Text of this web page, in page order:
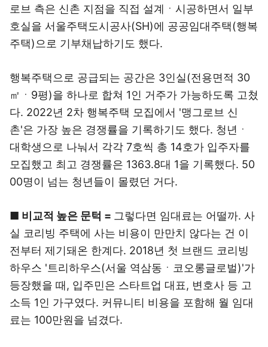
로브 측은 신촌 지점을 직접 설계ㆍ시공하면서 일부
호실을 서울주택도시공사(SH)에 공공임대주택(행복
주택)으로 기부채납하기도 했다.
행복주택으로 공급되는 공간은 3인실(전용면적 30
㎡ㆍ9평)을 하나로 합쳐 1인 거주가 가능하도록 고쳤
다. 2022년 2차 행복주택 모집에서 '맹그로브 신
촌'은 가장 높은 경쟁률을 기록하기도 했다. 청년ㆍ
대학생으로 나눠서 각각 7호씩 총 14호가 입주자를
모집했고 최고 경쟁률은 1363.8대 1을 기록했다. 50
00명이 넘는 청년들이 몰렸던 거다.
■ 비교적 높은 문턱 = 그렇다면 임대료는 어떨까. 사
실 코리빙 주택에 사는 비용이 만만치 않다는 건 이
전부터 제기돼온 한계다. 2018년 첫 브랜드 코리빙
하우스 '트리하우스(서울 역삼동ㆍ코오롱글로벌)'가
등장했을 때, 입주민은 스타트업 대표, 변호사 등 고
소득 1인 가구였다. 커뮤니티 비용을 포함해 월 임대
료는 100만원을 넘겼다.